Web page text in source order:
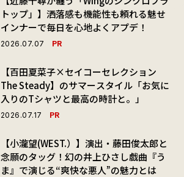
トップ」】洒落感も機能性も頼れる魅せ
インナーで毎日を心地よくアプデ！
2026.07.07 PR
【百田夏菜子×セイコーセレクション
The Steady】のサマースタイル「お気に
入りのTシャツと最高の時計と。」
2026.07.17 PR
【小瀧望(WEST.）】演出・藤田俊太郎と
念願のタッグ！幻の井上ひさし戯曲『う
ま』で演じる“爽快な悪人”の魅力とは